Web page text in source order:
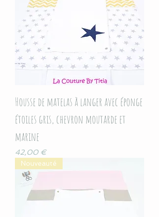
Housse de matelas à langer avec éponge
étoiles gris, chevron moutarde et
marine
Prix
42,00 €
Nouveauté